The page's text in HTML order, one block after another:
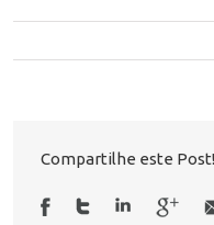
Compartilhe este